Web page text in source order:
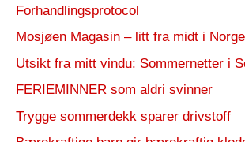
Forhandlingsprotocol
Mosjøen Magasin – litt fra midt i Norge
Utsikt fra mitt vindu: Sommernetter i
FERIEMINNER som aldri svinner
Trygge sommerdekk sparer drivstoff